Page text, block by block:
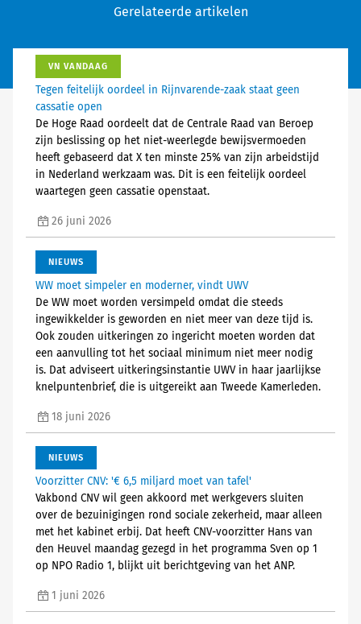
Gerelateerde artikelen
VN VANDAAG
Tegen feitelijk oordeel in Rijnvarende-zaak staat geen
cassatie open
De Hoge Raad oordeelt dat de Centrale Raad van Beroep
zijn beslissing op het niet-weerlegde bewijsvermoeden
heeft gebaseerd dat X ten minste 25% van zijn arbeidstijd
in Nederland werkzaam was. Dit is een feitelijk oordeel
waartegen geen cassatie openstaat.
26 juni 2026
NIEUWS
WW moet simpeler en moderner, vindt UWV
De WW moet worden versimpeld omdat die steeds
ingewikkelder is geworden en niet meer van deze tijd is.
Ook zouden uitkeringen zo ingericht moeten worden dat
een aanvulling tot het sociaal minimum niet meer nodig
is. Dat adviseert uitkeringsinstantie UWV in haar jaarlijkse
knelpuntenbrief, die is uitgereikt aan Tweede Kamerleden.
18 juni 2026
NIEUWS
Voorzitter CNV: '€ 6,5 miljard moet van tafel'
Vakbond CNV wil geen akkoord met werkgevers sluiten
over de bezuinigingen rond sociale zekerheid, maar alleen
met het kabinet erbij. Dat heeft CNV-voorzitter Hans van
den Heuvel maandag gezegd in het programma Sven op 1
op NPO Radio 1, blijkt uit berichtgeving van het ANP.
1 juni 2026